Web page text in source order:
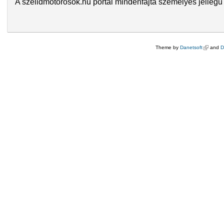
A szelidmotorosok.hu portál mindenfajta személyes
Theme by Danetsoft(külső
and